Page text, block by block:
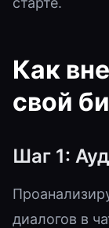
Как
свой
Шаг 1:
диалогов в